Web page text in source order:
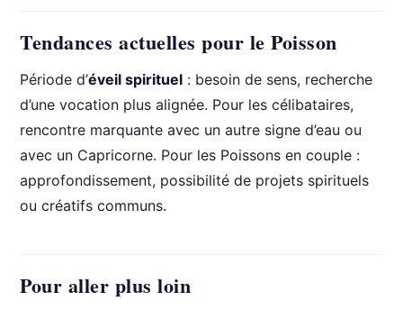
Tendances actuelles pour le Poisson
Période d’éveil spirituel : besoin de sens, recherche
d’une vocation plus alignée. Pour les célibataires,
rencontre marquante avec un autre signe d’eau ou
avec un Capricorne. Pour les Poissons en couple :
approfondissement, possibilité de projets spirituels
ou créatifs communs.
Pour aller plus loin